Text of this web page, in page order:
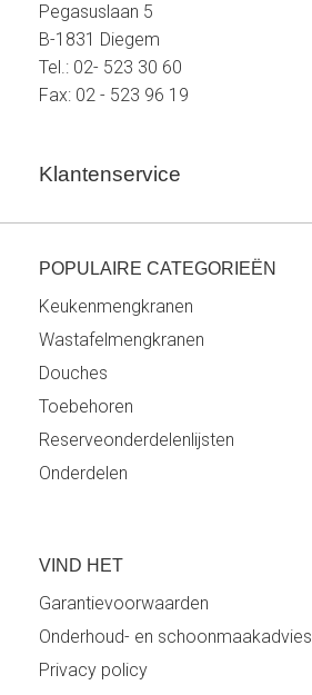
Pegasuslaan 5
B-1831 Diegem
Tel.: 02- 523 30 60
Fax: 02 - 523 96 19
Klantenservice
POPULAIRE CATEGORIEËN
Keukenmengkranen
Wastafelmengkranen
Douches
Toebehoren
Reserveonderdelenlijsten
Onderdelen
VIND HET
Garantievoorwaarden
Onderhoud- en schoonmaakadvies
Privacy policy